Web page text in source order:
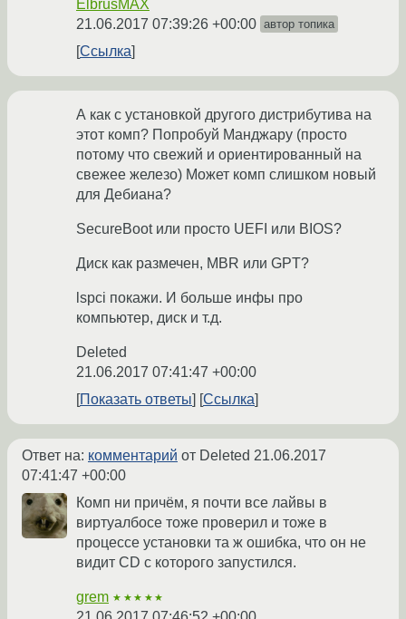
ElbrusMAX
21.06.2017 07:39:26 +00:00 автор топика
Ссылка
А как с установкой другого дистрибутива на
этот комп? Попробуй Манджару (просто
потому что свежий и ориентированный на
свежее железо) Может комп слишком новый
для Дебиана?
SecureBoot или просто UEFI или BIOS?
Диск как размечен, MBR или GPT?
lspci покажи. И больше инфы про
компьютер, диск и т.д.
Deleted
21.06.2017 07:41:47 +00:00
Показать ответы
Ссылка
Ответ на: комментарий от Deleted 21.06.2017
07:41:47 +00:00
Комп ни причём, я почти все лайвы в
виртуалбосе тоже проверил и тоже в
процессе установки та ж ошибка, что он не
видит CD с которого запустился.
grem ★★★★★